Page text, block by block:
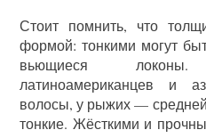
Стоит помнить, что
формой: тонкими могут
вьющиеся
латиноамериканцев и
волосы, у рыжих —
тонкие. Жёсткими и